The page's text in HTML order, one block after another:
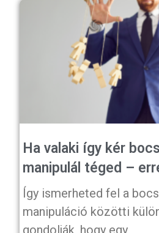
Ha valaki így kér
manipulál téged –
Így ismerheted fel a
manipuláció közötti
gondolják, hogy egy